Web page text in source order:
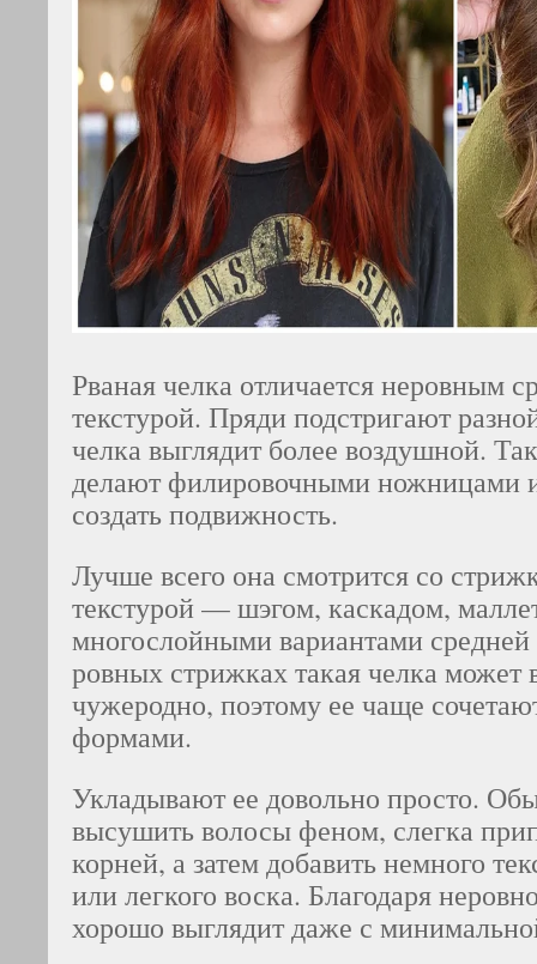
Рваная челка отличается неровным
текстурой. Пряди подстригают
челка выглядит более воздушной.
делают филировочными ножницами
создать подвижность.
Лучше всего она смотрится со
текстурой — шэгом, каскадом,
многослойными вариантами
ровных стрижках такая челка может
чужеродно, поэтому ее чаще
формами.
Укладывают ее довольно просто.
высушить волосы феном, слегка
корней, а затем добавить немного
или легкого воска. Благодаря
хорошо выглядит даже с